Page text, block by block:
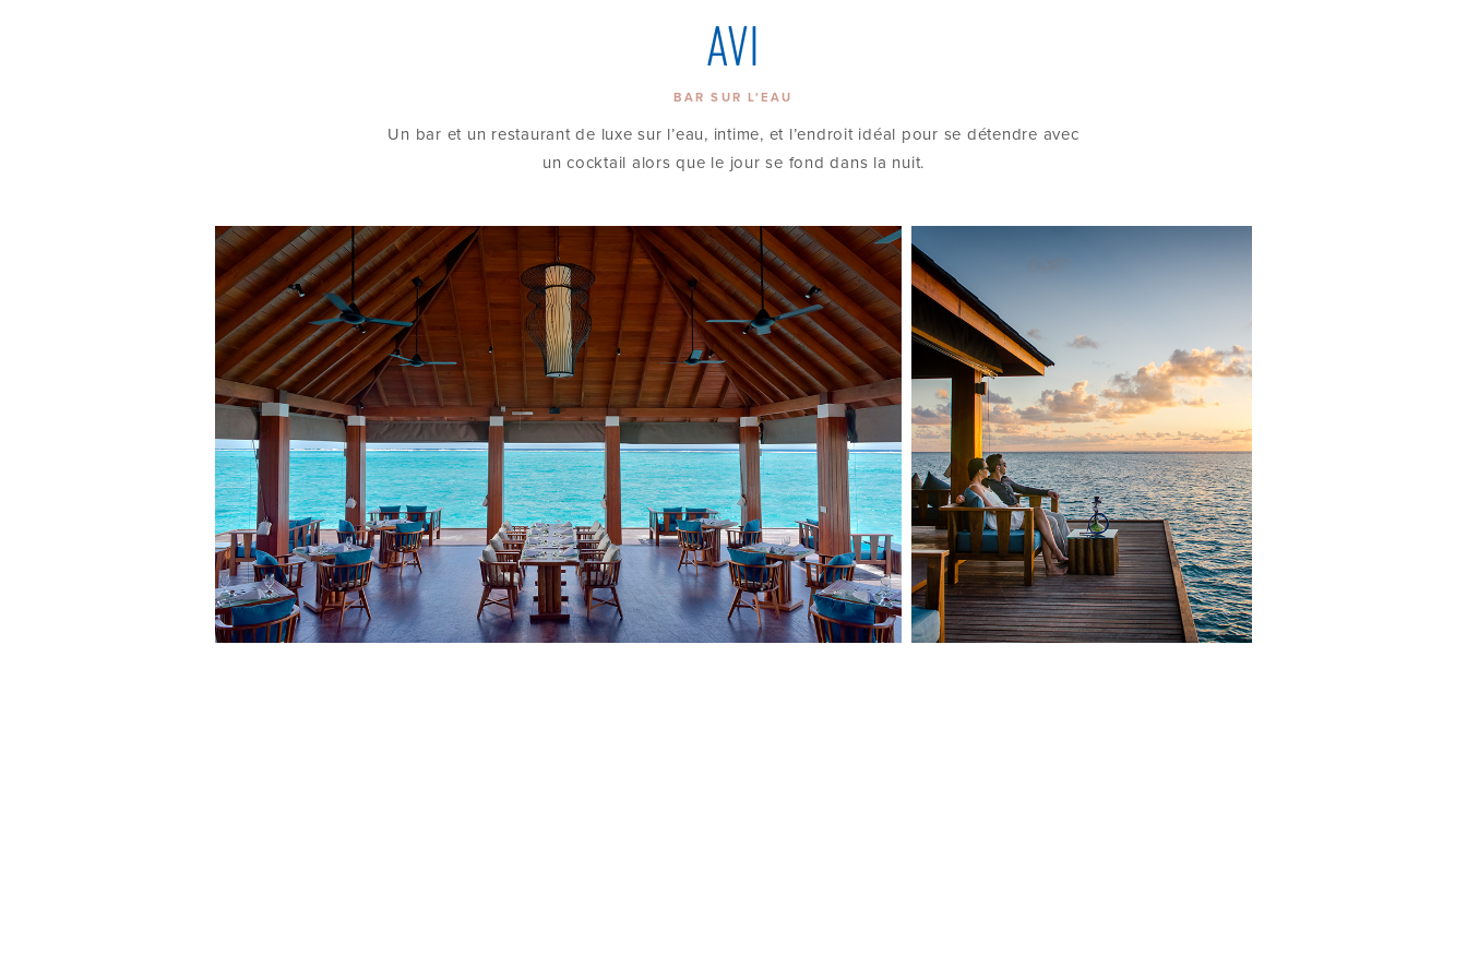
AVI
BAR SUR L'EAU
Un bar et un restaurant de luxe sur l’eau, intime, et l’endroit idéal pour se détendre avec
un cocktail alors que le jour se fond dans la nuit.